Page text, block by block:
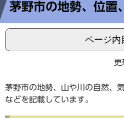
茅野市の地勢、位置
ページ内
茅野市の地勢、山や川の自然、
などを記載しています。